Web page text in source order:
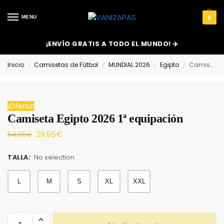
MENU 0
¡ENVÍO GRATIS A TODO EL MUNDO! ✈️
Inicio / Camisetas de Fútbol / MUNDIAL 2026 / Egipto / Camiseta Egipto 2026 1ª equipación
¡Oferta!
Camiseta Egipto 2026 1ª equipación
54.95€ 29.95€
TALLA: No selection
L M S XL XXL